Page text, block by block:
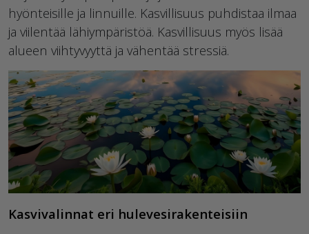
hyönteisille ja linnuille. Kasvillisuus puhdistaa ilmaa
ja viilentää lähiympäristöä. Kasvillisuus myös lisää
alueen viihtyvyyttä ja vähentää stressiä.
Kasvivalinnat eri hulevesirakenteisiin